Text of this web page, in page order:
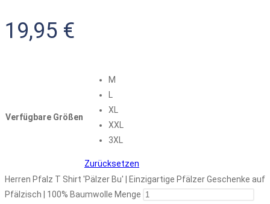
19,95 €
Verfügbare Größen
M
XL
XXL
3XL
Zurücksetzen
Herren Pfalz T Shirt 'Pälzer Bu' | Einzigartige Pfälzer Geschenke auf
Pfälzisch | 100% Baumwolle Menge